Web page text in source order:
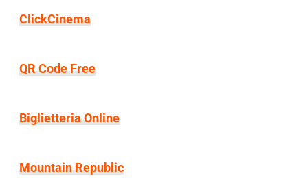
ClickCinema
QR Code Free
Biglietteria Online
Mountain Republic